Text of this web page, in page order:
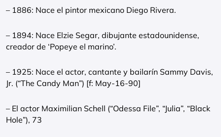
– 1886: Nace el pintor mexicano Diego Rivera.
– 1894: Nace Elzie Segar, dibujante estadounidense,
creador de ‘Popeye el marino’.
– 1925: Nace el actor, cantante y bailarín Sammy Davis,
Jr. (“The Candy Man”) [f: May-16-90]
– El actor Maximilian Schell (“Odessa File”, “Julia”, “Black
Hole”), 73